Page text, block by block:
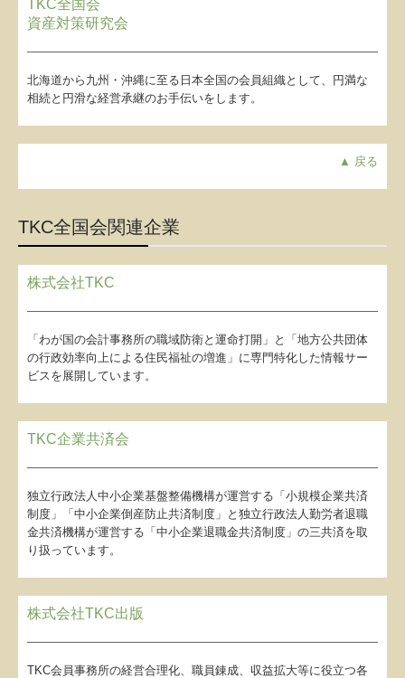
TKC全国会
資産対策研究会
北海道から九州・沖縄に至る日本全国の会員組織として、円満な
相続と円滑な経営承継のお手伝いをします。
▲ 戻る
TKC全国会関連企業
株式会社TKC
「わが国の会計事務所の職域防衛と運命打開」と「地方公共団体
の行政効率向上による住民福祉の増進」に専門特化した情報サー
ビスを展開しています。
TKC企業共済会
独立行政法人中小企業基盤整備機構が運営する「小規模企業共済
制度」「中小企業倒産防止共済制度」と独立行政法人勤労者退職
金共済機構が運営する「中小企業退職金共済制度」の三共済を取
り扱っています。
株式会社TKC出版
TKC会員事務所の経営合理化、職員錬成、収益拡大等に役立つ各